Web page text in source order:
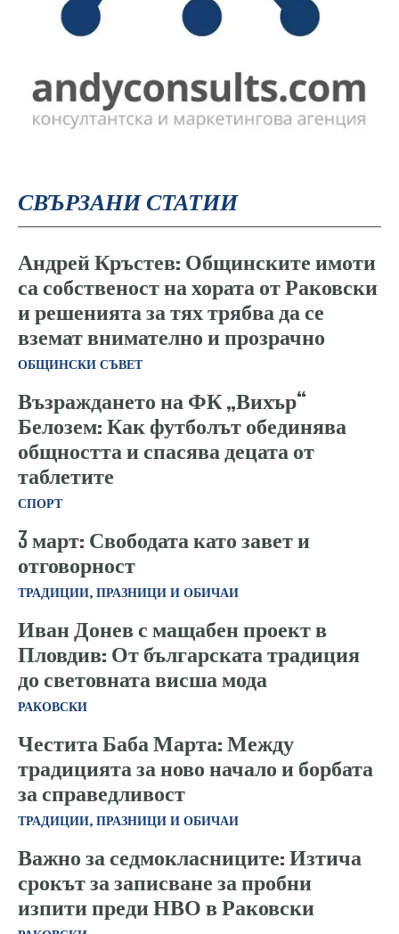
СВЪРЗАНИ СТАТИИ
Андрей Кръстев: Общинските имоти
са собственост на хората от Раковски
и решенията за тях трябва да се
вземат внимателно и прозрачно
ОБЩИНСКИ СЪВЕТ
Възраждането на ФК „Вихър“
Белозем: Как футболът обединява
общността и спасява децата от
таблетите
СПОРТ
3 март: Свободата като завет и
отговорност
ТРАДИЦИИ, ПРАЗНИЦИ И ОБИЧАИ
Иван Донев с мащабен проект в
Пловдив: От българската традиция
до световната висша мода
РАКОВСКИ
Честита Баба Марта: Между
традицията за ново начало и борбата
за справедливост
ТРАДИЦИИ, ПРАЗНИЦИ И ОБИЧАИ
Важно за седмокласниците: Изтича
срокът за записване за пробни
изпити преди НВО в Раковски